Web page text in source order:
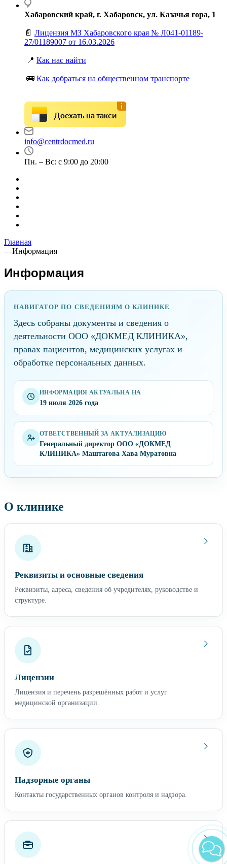
Хабаровский край, г. Хабаровск, ул. Казачья гора, 1
📄 Лицензия МЗ Хабаровского края № Л041-01189-
27/01189007 от 16.03.2026
📍 Как нас найти
🚌 Как добраться на общественном транспорте
Доехать на такси
info@centrdocmed.ru
Пн. – Вс: с 9:00 до 20:00
Главная
—Информация
Информация
НАВИГАТОР ПО СВЕДЕНИЯМ О КЛИНИКЕ
Здесь собраны документы и сведения о
деятельности ООО «ДОКМЕД КЛИНИКА»,
правах пациентов, медицинских услугах и
обработке персональных данных.
ИНФОРМАЦИЯ АКТУАЛЬНА НА
19 июля 2026 года
ОТВЕТСТВЕННЫЙ ЗА АКТУАЛИЗАЦИЮ
Генеральный директор ООО «ДОКМЕД
КЛИНИКА» Маштагова Хава Муратовна
О клинике
Реквизиты и основные сведения
Реквизиты, адреса, сведения об учредителях, руководстве и
структуре.
Лицензии
Лицензия и перечень разрешённых работ и услуг
медицинской организации.
Надзорные органы
Контакты государственных органов контроля и надзора.